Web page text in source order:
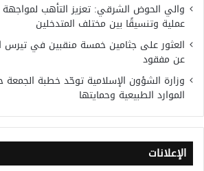
والي الحوض الشرقي: تعزيز التأهب
عملية وتنسيقًا بين مختلف المتدخلين
العثور على جثامين خمسة منقبين في تيرس
عن مفقود
وزارة الشؤون الإسلامية توحّد خطبة
الموارد الطبيعية وحمايتها
الإعلانات